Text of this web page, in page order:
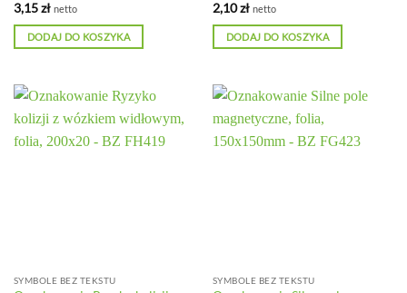
3,15zł netto
DODAJ DO KOSZYKA
2,10zł netto
DODAJ DO KOSZYKA
SYMBOLE BEZ TEKSTU SYMBOLE BEZ TEKSTU